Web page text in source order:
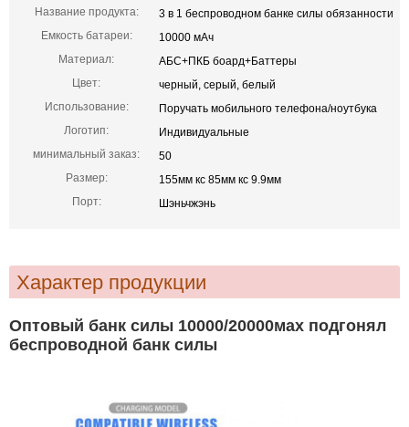
Название продукта:
3 в 1 беспроводном банке силы обязанности
Емкость батареи:
10000 мАч
Материал:
АБС+ПКБ боард+Баттеры
Цвет:
черный, серый, белый
Использование:
Поручать мобильного телефона/ноутбука
Логотип:
Индивидуальные
минимальный заказ:
50
Размер:
155мм кс 85мм кс 9.9мм
Порт:
Шэньчжэнь
Характер продукции
Оптовый банк силы 10000/20000мах подгонял
беспроводной банк силы